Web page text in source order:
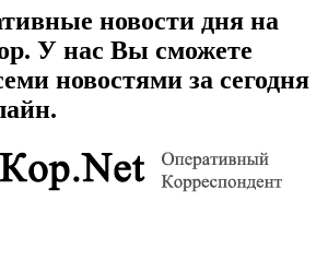
новости дня на
У нас Вы сможете
новостями за сегодня